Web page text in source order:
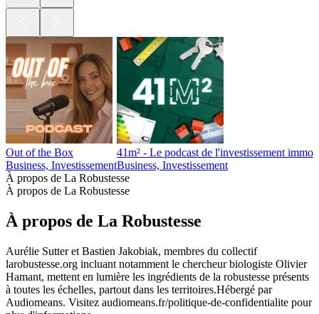
Out of the Box
Business, Investissement
41m² - Le podcast de l'investissement
Business, Investissement
À propos de La Robustesse
À propos de La Robustesse
À propos de La Robustesse
Aurélie Sutter et Bastien Jakobiak, membres du collectif
larobustesse.org incluant notamment le chercheur biologiste Olivier
Hamant, mettent en lumière les ingrédients de la robustesse présents
à toutes les échelles, partout dans les territoires.Hébergé par
Audiomeans. Visitez audiomeans.fr/politique-de-confidentialite pour